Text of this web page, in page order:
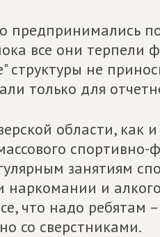
предпринимались
все они терпели
не
только для
области, как
спортивно-
занятиям
наркомании и
что надо ребятам
со сверстниками.